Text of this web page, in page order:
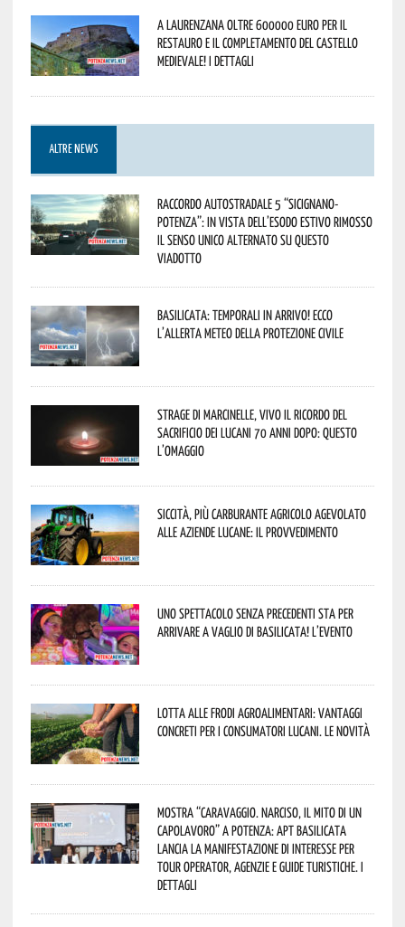
A Laurenzana oltre 600000 euro per il
restauro e il completamento del Castello
Medievale! I dettagli
ALTRE NEWS
Raccordo Autostradale 5 “Sicignano-
Potenza”: in vista dell’esodo estivo rimosso
il senso unico alternato su questo
viadotto
Basilicata: temporali in arrivo! Ecco
l’allerta meteo della Protezione civile
Strage di Marcinelle, vivo il ricordo del
sacrificio dei lucani 70 anni dopo: questo
l’omaggio
Siccità, più carburante agricolo agevolato
alle aziende lucane: il provvedimento
Uno spettacolo senza precedenti sta per
arrivare a Vaglio di Basilicata! L’evento
Lotta alle frodi agroalimentari: vantaggi
concreti per i consumatori lucani. Le novità
Mostra “Caravaggio. Narciso, il mito di un
capolavoro” a Potenza: APT Basilicata
lancia la manifestazione di interesse per
Tour Operator, Agenzie e Guide Turistiche. I
dettagli